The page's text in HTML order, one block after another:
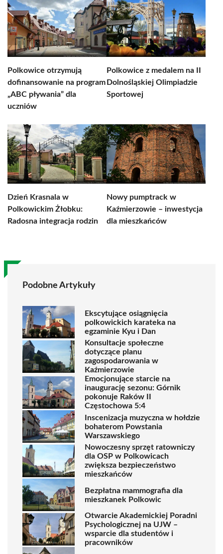
Polkowice otrzymują
dofinansowanie na program
„ABC pływania” dla
uczniów
Polkowice z medalem na II
Dolnośląskiej Olimpiadzie
Sportowej
Dzień Krasnala w
Polkowickim Żłobku:
Radosna integracja rodzin
Nowy pumptrack w
Kaźmierzowie – inwestycja
dla mieszkańców
Podobne Artykuły
Ekscytujące osiągnięcia
polkowickich karateka na
egzaminie Kyu i Dan
Konsultacje społeczne
dotyczące planu
zagospodarowania w
Kaźmierzowie
Emocjonujące starcie na
inaugurację sezonu: Górnik
pokonuje Raków II
Częstochowa 5:4
Inscenizacja muzyczna w hołdzie
bohaterom Powstania
Warszawskiego
Nowoczesny sprzęt ratowniczy
dla OSP w Polkowicach
zwiększa bezpieczeństwo
mieszkańców
Bezpłatna mammografia dla
mieszkanek Polkowic
Otwarcie Akademickiej Poradni
Psychologicznej na UJW –
wsparcie dla studentów i
pracowników